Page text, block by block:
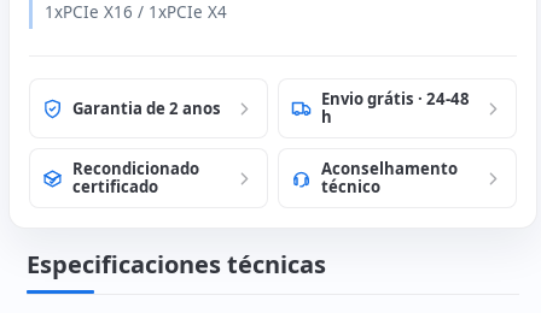
1xPCIe X16 / 1xPCIe X4
Garantia de 2 anos
Envio grátis · 24-48
h
Recondicionado
certificado
Aconselhamento
técnico
Especificaciones técnicas